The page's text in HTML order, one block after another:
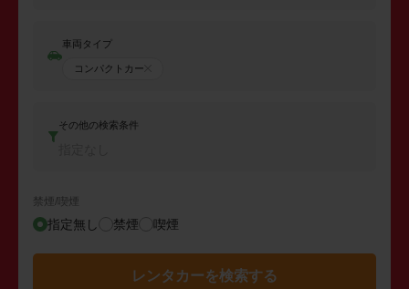
車両タイプ
コンパクトカー
その他の検索条件
禁煙/喫煙
指定無し 禁煙 喫煙
レンタカーを検索する